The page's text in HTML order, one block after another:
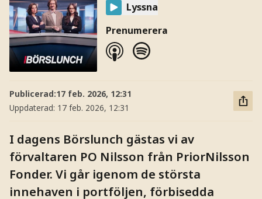
Lyssna
Prenumerera
Publicerad:17 feb. 2026, 12:31
Uppdaterad: 17 feb. 2026, 12:31
I dagens Börslunch gästas vi av
förvaltaren PO Nilsson från PriorNilsson
Fonder. Vi går igenom de största
innehaven i portföljen, förbisedda